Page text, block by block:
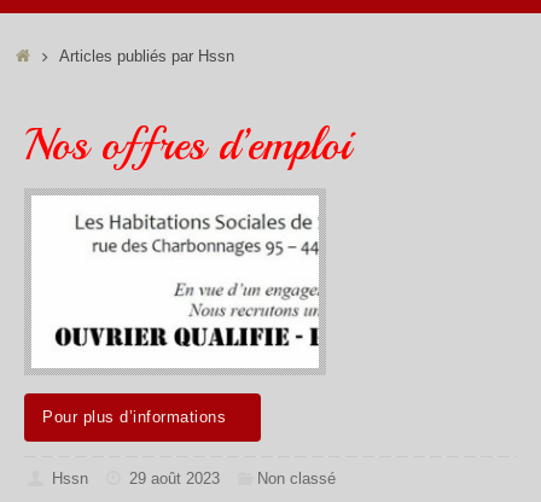
Accueil
Articles publiés par Hssn
Nos offres d’emploi
Pour plus d’informations
Hssn 29 août 2023 Non classé